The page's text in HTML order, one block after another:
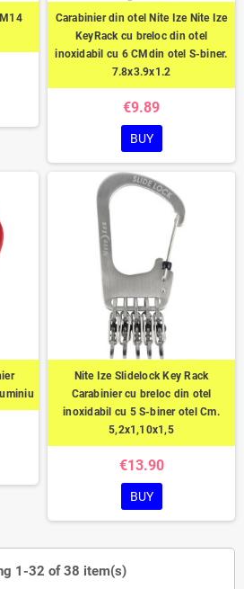
Carabinier din otel Nite Ize Nite Ize
KeyRack cu breloc din otel
inoxidabil cu 6 CMdin otel S-biner.
7.8x3.9x1.2
€9.89
BUY
Nite Ize Slidelock Key Rack
Carabinier cu breloc din otel
inoxidabil cu 5 S-biner otel Cm.
5,2x1,10x1,5
€13.90
BUY
1-32 of 38 item(s)